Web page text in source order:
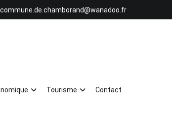
commune.de.chamborand@wanadoo.fr
Tourisme Contact